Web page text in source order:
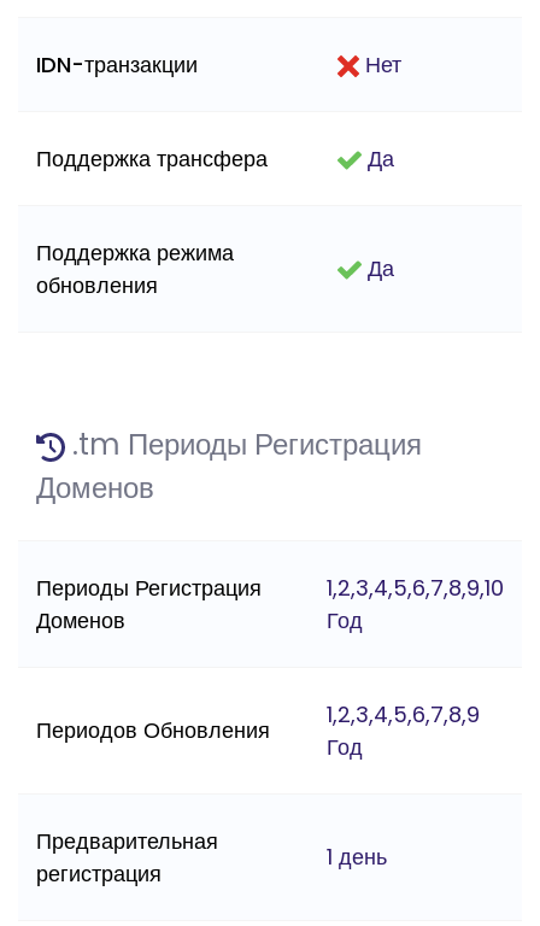
IDN-транзакции Нет
Поддержка трансфера Да
Поддержка режима
обновления
Да
.tm Периоды Регистрация
Доменов
Периоды Регистрация
Доменов
1,2,3,4,5,6,7,8,9,10
Год
Периодов Обновления
1,2,3,4,5,6,7,8,9
Год
Предварительная
регистрация
1 день